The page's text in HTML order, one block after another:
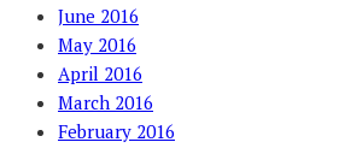
June 2016
May 2016
April 2016
March 2016
February 2016